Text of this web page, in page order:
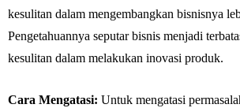
kesulitan dalam mengembangkan bisnisnya
Pengetahuannya seputar bisnis menjadi
kesulitan dalam melakukan inovasi produk.
Cara Mengatasi: Untuk mengatasi